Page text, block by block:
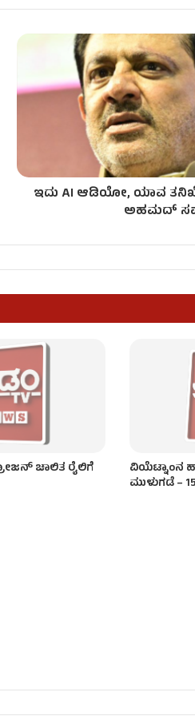
ಸಾವು!
ಸಾವು!
ಇದು AI ಆಡಿಯೋ, ಯಾವ
ಅಹಮದ್
ಚಾಲಿತ ರೈಲಿಗೆ
ವಿಯೆಟ್ನಾಂನ
ಮುಳುಗಡೆ –